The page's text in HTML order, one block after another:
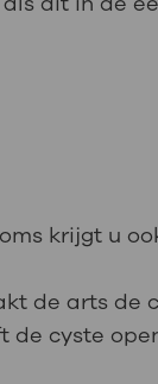
krijgt u
de arts de
cyste